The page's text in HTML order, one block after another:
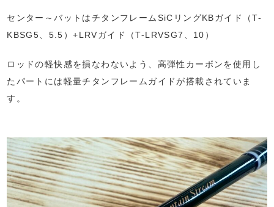
センター～バットはチタンフレームSiCリングKBガイド（T-
KBSG5、5.5）+LRVガイド（T-LRVSG7、10）
ロッドの軽快感を損なわないよう、高弾性カーボンを使用し
たパートには軽量チタンフレームガイドが搭載されていま
す。